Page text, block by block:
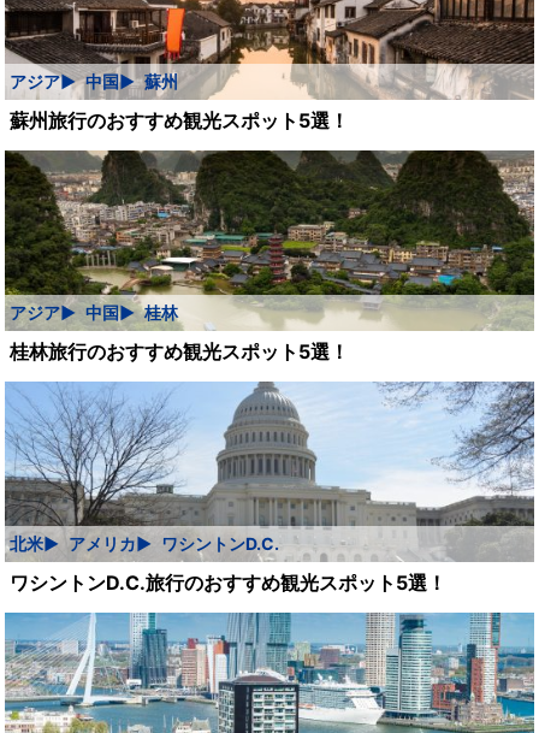
アジア 中国 蘇州
蘇州旅行のおすすめ観光スポット5選！
アジア 中国 桂林
桂林旅行のおすすめ観光スポット5選！
北米 アメリカ ワシントンD.C.
ワシントンD.C.旅行のおすすめ観光スポット5選！